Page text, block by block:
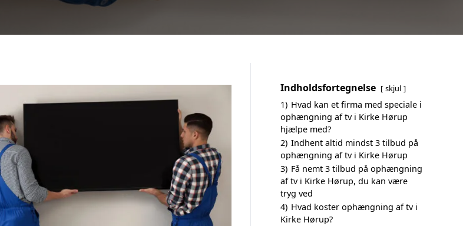
Indholdsfortegnelse skjul
1) Hvad kan et firma med speciale i
ophængning af tv i Kirke Hørup
hjælpe med?
2) Indhent altid mindst 3 tilbud på
ophængning af tv i Kirke Hørup
3) Få nemt 3 tilbud på ophængning
af tv i Kirke Hørup, du kan være
tryg ved
4) Hvad koster ophængning af tv i
Kirke Hørup?